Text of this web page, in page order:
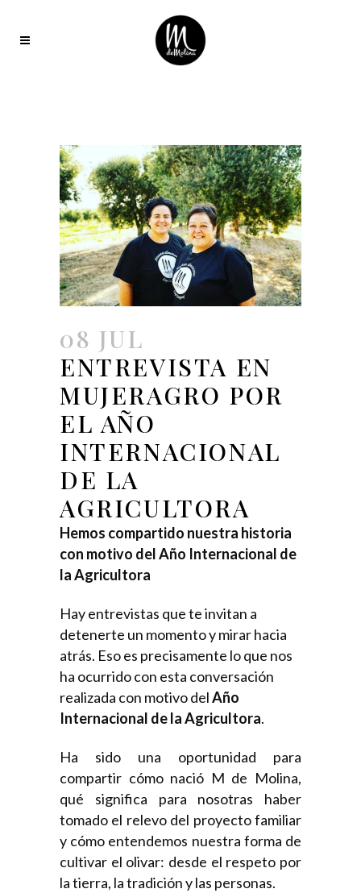
08 JUL
ENTREVISTA EN
MUJERAGRO POR
EL AÑO
INTERNACIONAL
DE LA
AGRICULTORA
Hemos compartido nuestra historia
con motivo del Año Internacional de
la Agricultora
Hay entrevistas que te invitan a
detenerte un momento y mirar hacia
atrás. Eso es precisamente lo que nos
ha ocurrido con esta conversación
realizada con motivo delAño
Internacional de la Agricultora.
Ha sido una oportunidad para
compartir cómo nació M de Molina,
qué significa para nosotras haber
tomado el relevo del proyecto familiar
y cómo entendemos nuestra forma de
cultivar el olivar: desde el respeto por
la tierra, la tradición y las personas.